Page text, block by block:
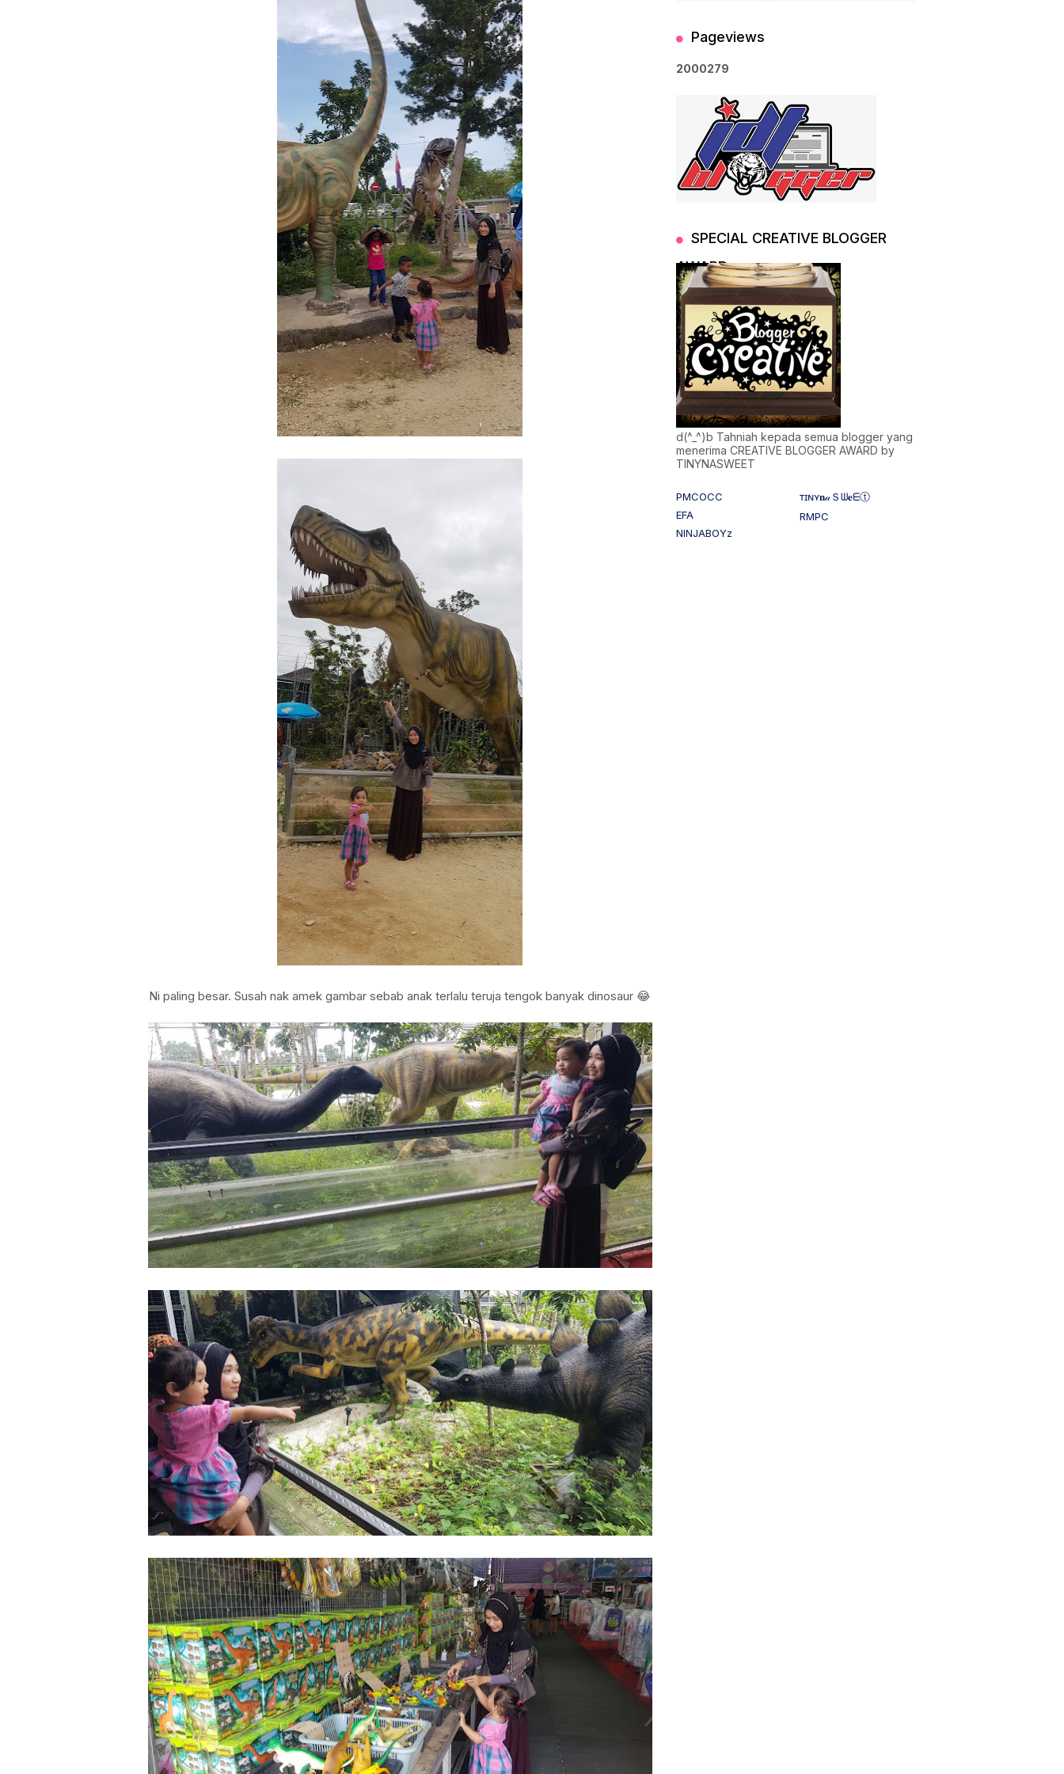
Ni paling besar. Susah nak amek gambar sebab anak terlalu teruja tengok banyak dinosaur 😂
Pageviews
2000279
SPECIAL CREATIVE BLOGGER
AWARD
d(^_^)b Tahniah kepada semua blogger yang
menerima CREATIVE BLOGGER AWARD by
TINYNASWEET
PMCOCC
ᴛɪɴʏ𝐧𝒶Ｓᗯ𝐞ᗴⓣ
EFA
RMPC
NINJABOYz